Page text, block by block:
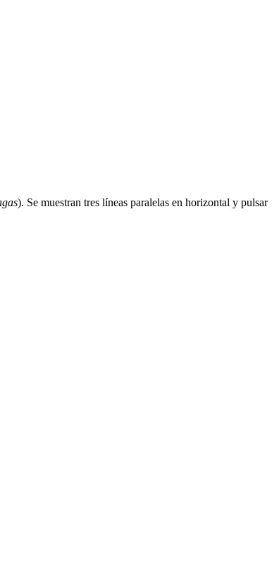
). Se muestran tres líneas paralelas en horizontal y pulsar